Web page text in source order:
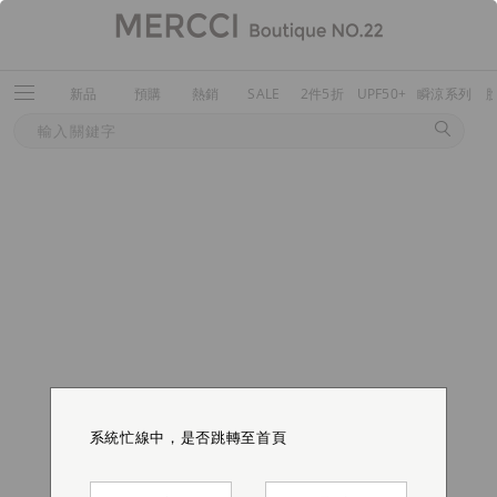
新品 預購 熱銷 SALE 2件5折 UPF50+ 瞬涼系列
系統忙線中，是否跳轉至首頁
系統忙線中，是否跳轉至首頁
系統忙線中，是否跳轉至首頁
系統忙線中，是否跳轉至首頁
系統忙線中，是否跳轉至首頁